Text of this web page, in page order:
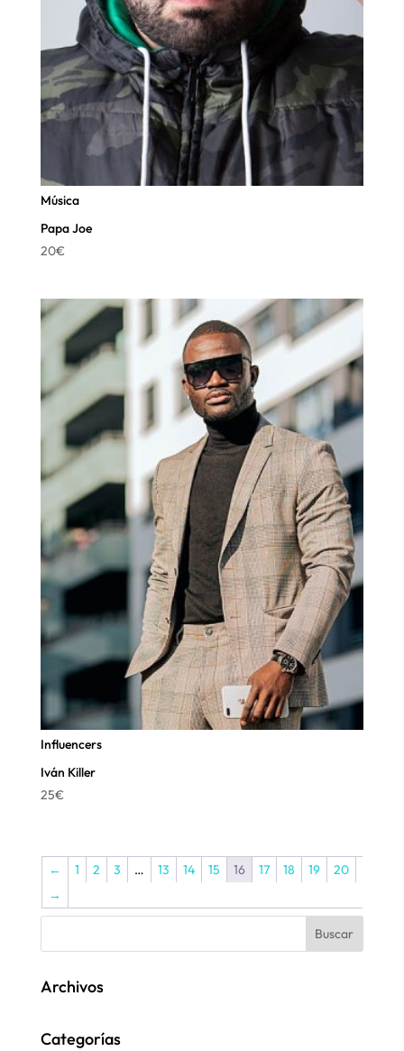
Música
Papa Joe
20€
Influencers
Iván Killer
25€
← 1 2 3 … 13 14 15 16 17 18 19
20
→
Archivos
Categorías